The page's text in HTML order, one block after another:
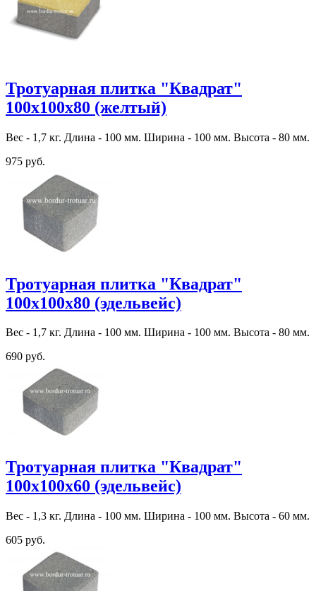
Тротуарная плитка "Квадрат"
100х100х80 (желтый)
Вес - 1,7 кг. Длина - 100 мм. Ширина - 100 мм. Высота - 80 мм.
975 руб.
Тротуарная плитка "Квадрат"
100х100х80 (эдельвейс)
Вес - 1,7 кг. Длина - 100 мм. Ширина - 100 мм. Высота - 80 мм.
690 руб.
Тротуарная плитка "Квадрат"
100х100х60 (эдельвейс)
Вес - 1,3 кг. Длина - 100 мм. Ширина - 100 мм. Высота - 60 мм.
605 руб.